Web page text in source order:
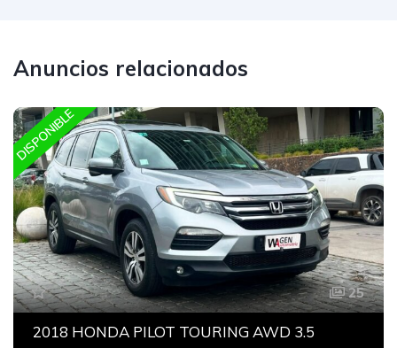
Anuncios relacionados
DISPONIBLE
25
2018 HONDA PILOT TOURING AWD 3.5